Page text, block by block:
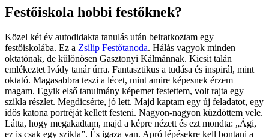
Festőiskola hobbi festőknek?
Közel két év autodidakta tanulás után beiratkoztam egy
festőiskolába. Ez a Zsilip Festőtanoda. Hálás vagyok minden
oktatónak, de különösen Gasztonyi Kálmánnak. Kicsit talán
emlékeztet Ivády tanár úrra. Fantasztikus a tudása és inspirál, mint
oktató. Magasabbra teszi a lécet, mint amire képesnek érzem
magam. Egyik első tanulmány képemet festettem, volt rajta egy
szikla részlet. Megdicsérte, jó lett. Majd kaptam egy új feladatot, egy
idős katona portréját kellett festeni. Nagyon-nagyon küzdöttem vele.
Látta, hogy megakadtam, majd a képre nézett és ezt mondta: „Ági,
ez is csak egy szikla”. És igaza van. Apró lépésekre kell bontani a